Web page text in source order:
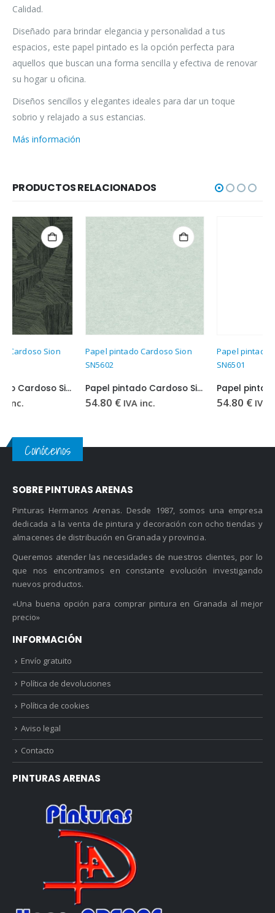
Calidad.
Diseñado para brindar elegancia y personalidad a tus
espacios, este papel pintado es la opción perfecta para
aquellos que buscan una forma sencilla y efectiva de renovar
su hogar u oficina.
Diseños sencillos y elegantes ideales para dar un toque
sobrio y relajado a sus estancias.
Más información
PRODUCTOS RELACIONADOS
Papel pintado Cardoso Sion
Papel pintado Cardoso Sion SN5602
54.80
Papel pintado Cardoso Sion
Papel pintado Cardoso Sion SN6501
54.80
Conócenos
SOBRE PINTURAS ARENAS
Pinturas Hermanos Arenas. Desde 1987, somos una empresa
dedicada a la venta de pintura y decoración con ocho tiendas y
almacenes de distribución en Granada y provincia.
Queremos atender las necesidades de nuestros clientes, por lo
que nos encontramos en constante evolución investigando
nuevos productos.
«Una buena opción para comprar pintura en Granada al mejor
precio»
INFORMACIÓN
Envío gratuito
Política de devoluciones
Política de cookies
Aviso legal
Contacto
PINTURAS ARENAS